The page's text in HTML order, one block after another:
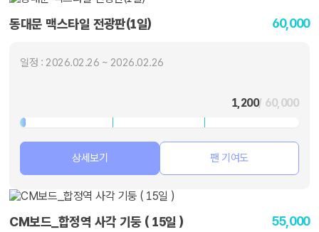
동대문 맥스타일 전광판(1일) 60,000
일정 : 2026.02.26 ~ 2026.02.26
1,200/ 60,000
상세보기 팬 기여도
CM보드_합정역 사각 기둥 ( 15일 ) 55,000